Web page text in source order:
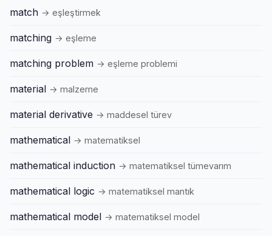
match → eşleştirmek
matching → eşleme
matching problem → eşleme problemi
material → malzeme
material derivative → maddesel türev
mathematical → matematiksel
mathematical induction → matematiksel tümevarım
mathematical logic → matematiksel mantık
mathematical model → matematiksel model